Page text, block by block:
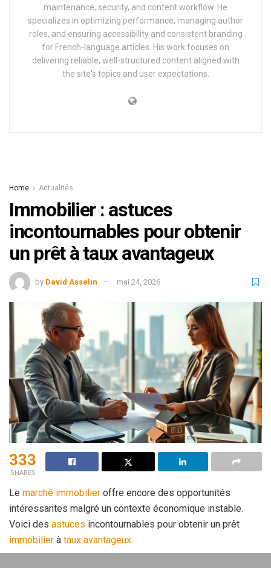
maintenance, security, and content workflow. He
specializes in optimizing performance, managing author
roles, and ensuring accessibility and consistent branding
for French-language articles. His work focuses on
delivering reliable, well-structured content aligned with
the site's topics and user expectations.
Home Actualités
Immobilier : astuces
incontournables pour obtenir
un prêt à taux avantageux
by David Asselin mai 24, 2026
333
SHARES
Le marché immobilier offre encore des opportunités
intéressantes malgré un contexte économique instable.
Voici des astuces incontournables pour obtenir un prêt
immobilier à taux avantageux.